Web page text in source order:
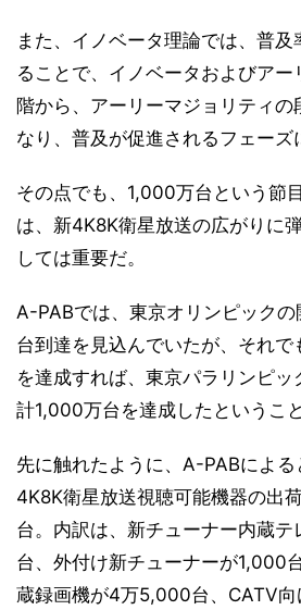
また、イノベータ理論では、普
ることで、イノベータおよびア
階から、アーリーマジョリティの
なり、普及が促進されるフェーズ
その点でも、1,000万台という節
は、新4K8K衛星放送の広がりに
しては重要だ。
A-PABでは、東京オリンピック
台到達を見込んでいたが、それ
を達成すれば、東京パラリンピッ
計1,000万台を達成したというこ
先に触れたように、A-PABによ
4K8K衛星放送視聴可能機器の出
台。内訳は、新チューナー内蔵
台、外付け新チューナーが1,000
蔵録画機が4万5,000台、CATV向